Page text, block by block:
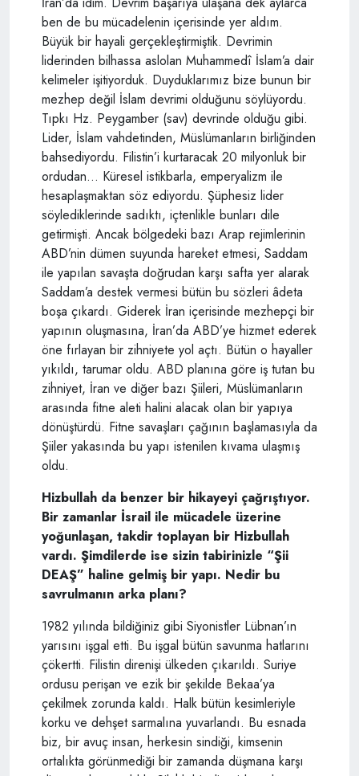
ben de bu mücadelenin içerisinde yer aldım.
Büyük bir hayali gerçekleştirmiştik. Devrimin
liderinden bilhassa aslolan Muhammedî İslam’a dair
kelimeler işitiyorduk. Duyduklarımız bize bunun bir
mezhep değil İslam devrimi olduğunu söylüyordu.
Tıpkı Hz. Peygamber (sav) devrinde olduğu gibi.
Lider, İslam vahdetinden, Müslümanların birliğinden
bahsediyordu. Filistin’i kurtaracak 20 milyonluk bir
ordudan… Küresel istikbarla, emperyalizm ile
hesaplaşmaktan söz ediyordu. Şüphesiz lider
söylediklerinde sadıktı, içtenlikle bunları dile
getirmişti. Ancak bölgedeki bazı Arap rejimlerinin
ABD’nin dümen suyunda hareket etmesi, Saddam
ile yapılan savaşta doğrudan karşı safta yer alarak
Saddam’a destek vermesi bütün bu sözleri âdeta
boşa çıkardı. Giderek İran içerisinde mezhepçi bir
yapının oluşmasına, İran’da ABD’ye hizmet ederek
öne fırlayan bir zihniyete yol açtı. Bütün o hayaller
yıkıldı, tarumar oldu. ABD planına göre iş tutan bu
zihniyet, İran ve diğer bazı Şiileri, Müslümanların
arasında fitne aleti halini alacak olan bir yapıya
dönüştürdü. Fitne savaşları çağının başlamasıyla da
Şiiler yakasında bu yapı istenilen kıvama ulaşmış
oldu.
Hizbullah da benzer bir hikayeyi çağrıştıyor.
Bir zamanlar İsrail ile mücadele üzerine
yoğunlaşan, takdir toplayan bir Hizbullah
vardı. Şimdilerde ise sizin tabirinizle “Şii
DEAŞ” haline gelmiş bir yapı. Nedir bu
savrulmanın arka planı?
1982 yılında bildiğiniz gibi Siyonistler Lübnan’ın
yarısını işgal etti. Bu işgal bütün savunma hatlarını
çökertti. Filistin direnişi ülkeden çıkarıldı. Suriye
ordusu perişan ve ezik bir şekilde Bekaa’ya
çekilmek zorunda kaldı. Halk bütün kesimleriyle
korku ve dehşet sarmalına yuvarlandı. Bu esnada
biz, bir avuç insan, herkesin sindiği, kimsenin
ortalıkta görünmediği bir zamanda düşmana karşı